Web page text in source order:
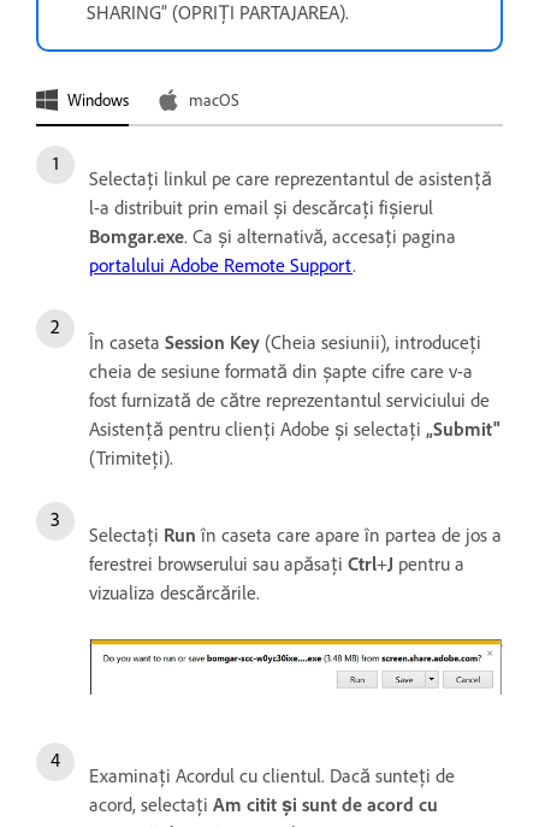
SHARING” (OPRIȚI PARTAJAREA).
Windows macOS
Selectați linkul pe care reprezentantul de asistență
l-a distribuit prin email și descărcați fișierul
Bomgar.exe. Ca și alternativă, accesați pagina
portalului Adobe Remote Support.
În caseta Session Key (Cheia sesiunii), introduceți
cheia de sesiune formată din șapte cifre care v-a
fost furnizată de către reprezentantul serviciului de
Asistență pentru clienți Adobe și selectați „Submit"
(Trimiteți).
Selectați Run în caseta care apare în partea de jos a
ferestrei browserului sau apăsați Ctrl+J pentru a
vizualiza descărcările.
Examinați Acordul cu clientul. Dacă sunteți de
acord, selectați Am citit și sunt de acord cu